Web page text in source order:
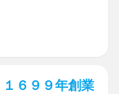
６９９年創業